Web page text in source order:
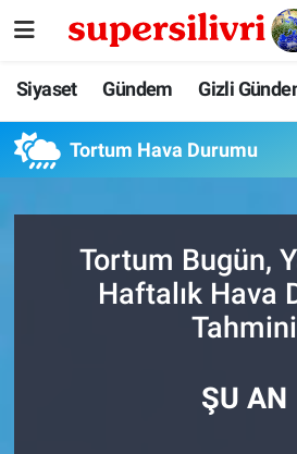
Siyaset Gündem Gizli
Tortum Hava Durumu
Tortum Bugün,
Haftalık Hava
Tahmini
ŞU AN
Siyaset
Gündem
Belediye
Polemik
İstanbul Nöbetçi Eczaneler
İstanbul Hava Durumu
İstanbul Trafik Yoğunluk
Süper Lig Puan Durumu ve
Son Dakika Haberleri